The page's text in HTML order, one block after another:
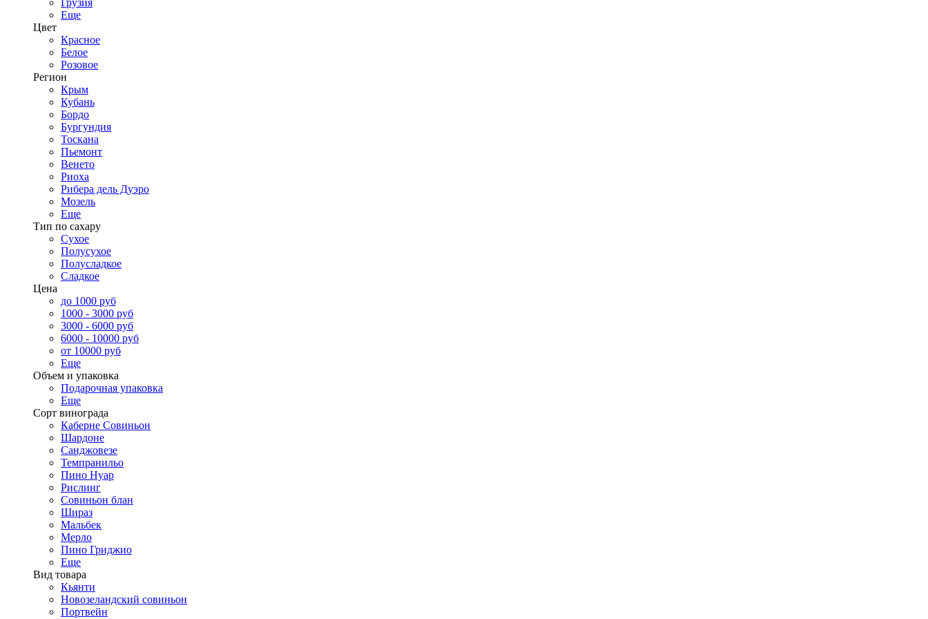
Грузия
Еще
Цвет
Красное
Белое
Розовое
Регион
Крым
Кубань
Бордо
Бургундия
Тоскана
Пьемонт
Венето
Риоха
Рибера дель Дуэро
Мозель
Еще
Тип по сахару
Сухое
Полусухое
Полусладкое
Сладкое
Цена
до 1000 руб
1000 - 3000 руб
3000 - 6000 руб
6000 - 10000 руб
от 10000 руб
Еще
Объем и упаковка
Подарочная упаковка
Еще
Сорт винограда
Каберне Совиньон
Шардоне
Санджовезе
Темпранильо
Пино Нуар
Рислинг
Совиньон блан
Шираз
Мальбек
Мерло
Пино Гриджио
Еще
Вид товара
Кьянти
Новозеландский совиньон
Портвейн